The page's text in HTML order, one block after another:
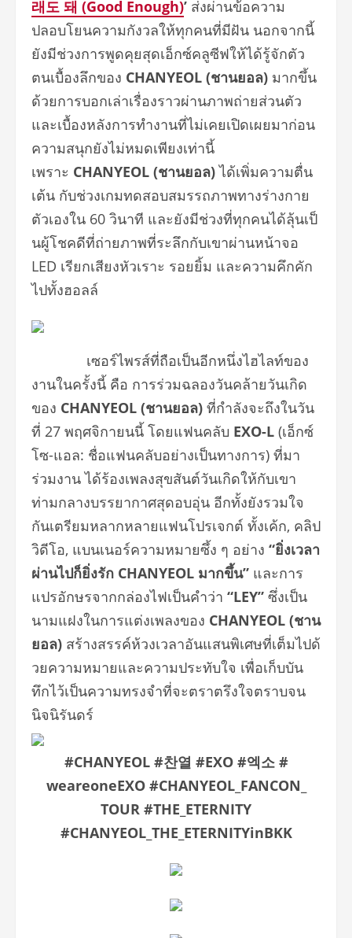
래도 돼 (Good Enough)’ ส่งผ่านข้อความ
ปลอบโยนความกังวลให้ทุกคนที่มีฝัน นอกจากนี้
ยังมีช่วงการพูดคุยสุดเอ็กซ์คลูซีฟให้ได้รู้จักตัว
ตนเบื้องลึกของ CHANYEOL (ชานยอล) มากขึ้น
ด้วยการบอกเล่าเรื่องราวผ่านภาพถ่ายส่วนตัว
และเบื้องหลังการทำงานที่ไม่เคยเปิดเผยมาก่อน
ความสนุกยังไม่หมดเพียงเท่านี้
เพราะ CHANYEOL (ชานยอล)ได้เพิ่มความตื่น
เต้น กับช่วงเกมทดสอบสมรรถภาพทางร่างกาย
ตัวเองใน 60 วินาที และยังมีช่วงที่ทุกคนได้ลุ้นเป็
นผู้โชคดีที่ถ่ายภาพที่ระลึกกับเขาผ่านหน้าจอ
LED เรียกเสียงหัวเราะ รอยยิ้ม และความคึกคัก
ไปทั้งฮอลล์
เซอร์ไพรส์ที่ถือเป็นอีกหนึ่งไฮไลท์ของ
งานในครั้งนี้ คือ การร่วมฉลองวันคล้ายวันเกิด
ของ CHANYEOL (ชานยอล) ที่กำลังจะถึงในวัน
ที่ 27 พฤศจิกายนนี้ โดยแฟนคลับ EXO-L (เอ็กซ์
โซ-แอล: ชื่อแฟนคลับอย่างเป็นทางการ) ที่มา
ร่วมงาน ได้ร้องเพลงสุขสันต์วันเกิดให้กับเขา
ท่ามกลางบรรยากาศสุดอบอุ่น อีกทั้งยังรวมใจ
กันเตรียมหลากหลายแฟนโปรเจกต์ ทั้งเค้ก, คลิป
วิดีโอ, แบนเนอร์ความหมายซึ้ง ๆ อย่าง “ยิ่งเวลา
ผ่านไปก็ยิ่งรัก CHANYEOL มากขึ้น” และการ
แปรอักษรจากกล่องไฟเป็นคำว่า “LEY” ซึ่งเป็น
นามแฝงในการแต่งเพลงของ CHANYEOL (ชาน
ยอล) สร้างสรรค์ห้วงเวลาอันแสนพิเศษที่เต็มไปด้
วยความหมายและความประทับใจ เพื่อเก็บบัน
ทึกไว้เป็นความทรงจำที่จะตราตรึงใจตราบจน
นิจนิรันดร์
#CHANYEOL #찬열 #EXO #엑소#
weareoneEXO #CHANYEOL_FANCON_
TOUR #THE_ETERNITY
#CHANYEOL_THE_ETERNITYinBKK